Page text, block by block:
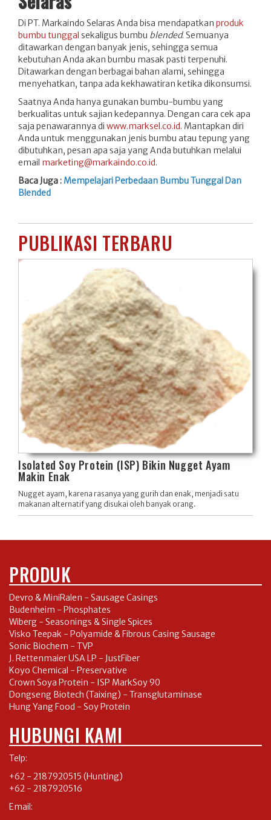
Di PT. Markaindo Selaras Anda bisa mendapatkan produk
bumbu tunggal sekaligus bumbu blended. Semuanya
ditawarkan dengan banyak jenis, sehingga semua
kebutuhan Anda akan bumbu masak pasti terpenuhi.
Ditawarkan dengan berbagai bahan alami, sehingga
menyehatkan, tanpa ada kekhawatiran ketika dikonsumsi.
Saatnya Anda hanya gunakan bumbu-bumbu yang
berkualitas untuk sajian kedepannya. Dengan cara cek apa
saja penawarannya di www.marksel.co.id. Mantapkan diri
Anda untuk menggunakan jenis bumbu atau tepung yang
dibutuhkan, pesan apa saja yang Anda butuhkan melalui
email marketing@markaindo.co.id.
Baca Juga : Mempelajari Perbedaan Bumbu Tunggal Dan
Blended
PUBLIKASI TERBARU
Isolated Soy Protein (ISP) Bikin Nugget Ayam
Makin Enak
Nugget ayam, karena rasanya yang gurih dan enak, menjadi satu
makanan alternatif yang disukai oleh banyak orang.
PRODUK
Devro & MiniRalen - Sausage Casings
Budenheim - Phosphates
Wiberg - Seasonings & Single Spices
Visko Teepak - Polyamide & Fibrous Casing Sausage
Sonic Biochem - TVP
J. Rettenmaier USA LP - JustFiber
Koyo Chemical - Preservative
Crown Soya Protein - ISP MarkSoy 90
Dongseng Biotech (Taixing) - Transglutaminase
Hung Yang Food - Soy Protein
HUBUNGI KAMI
Telp:
+62 - 2187920515 (Hunting)
+62 - 2187920516
Email: